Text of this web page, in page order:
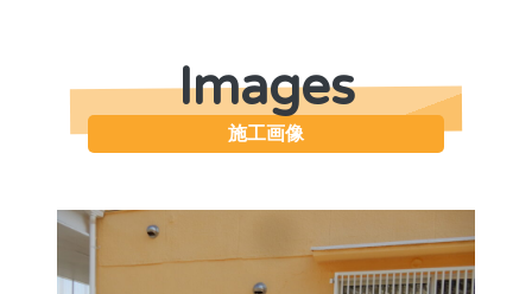
Images
施工画像